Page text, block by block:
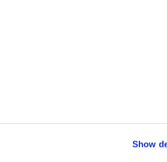
Show
die Schlüter-KERDI-LINE-